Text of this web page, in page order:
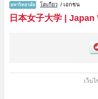
นักศึกษาต่างชาติเช่นข้อมูลของแต่
จำนวนคนที่รับสมัครหรือจำนวนคน
ที่,การเดินทางเป็นต้นไว้ด้วยดังนั้น
โตเกียว / เอกชน
日本女子大学| Japan
เว็บ